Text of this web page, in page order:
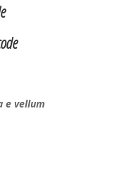
e vellum